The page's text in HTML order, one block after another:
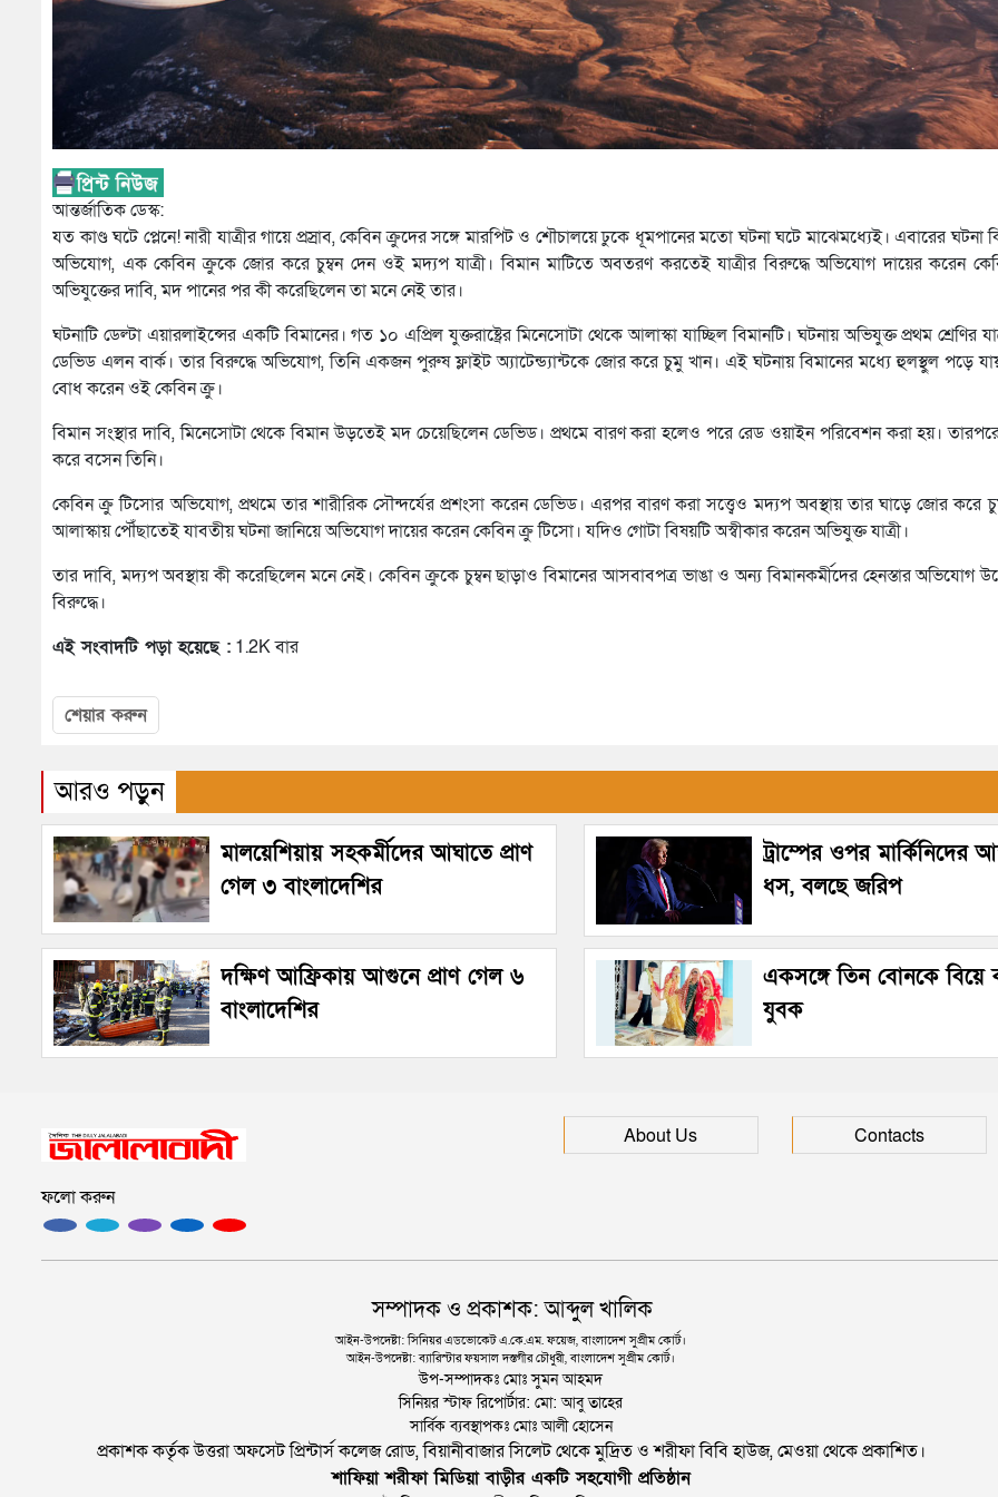
আন্তর্জাতিক ডেস্ক:
যত কাণ্ড ঘটে প্লেনে! নারী যাত্রীর গায়ে প্রস্রাব, কেবিন ক্রুদের সঙ্গে মারপিট ও শৌচালয়ে ঢুকে ধূমপানের মতো ঘটনা ঘটে মাঝেমধ্যেই। এবারের ঘটনা
অভিযোগ, এক কেবিন ক্রুকে জোর করে চুম্বন দেন ওই মদ্যপ যাত্রী। বিমান মাটিতে অবতরণ করতেই যাত্রীর বিরুদ্ধে অভিযোগ দায়ের করেন
অভিযুক্তের দাবি, মদ পানের পর কী করেছিলেন তা মনে নেই তার।
ঘটনাটি ডেল্টা এয়ারলাইন্সের একটি বিমানের। গত ১০ এপ্রিল যুক্তরাষ্ট্রের মিনেসোটা থেকে আলাস্কা যাচ্ছিল বিমানটি। ঘটনায় অভিযুক্ত প্রথম শ্রেণির
ডেভিড এলন বার্ক। তার বিরুদ্ধে অভিযোগ, তিনি একজন পুরুষ ফ্লাইট অ্যাটেন্ড্যান্টকে জোর করে চুমু খান। এই ঘটনায় বিমানের মধ্যে হুলস্থুল পড়ে
বোধ করেন ওই কেবিন ক্রু।
বিমান সংস্থার দাবি, মিনেসোটা থেকে বিমান উড়তেই মদ চেয়েছিলেন ডেভিড। প্রথমে বারণ করা হলেও পরে রেড ওয়াইন পরিবেশন করা হয়।
করে বসেন তিনি।
কেবিন ক্রু টিসোর অভিযোগ, প্রথমে তার শারীরিক সৌন্দর্যের প্রশংসা করেন ডেভিড। এরপর বারণ করা সত্ত্বেও মদ্যপ অবস্থায় তার ঘাড়ে জোর করে
আলাস্কায় পৌঁছাতেই যাবতীয় ঘটনা জানিয়ে অভিযোগ দায়ের করেন কেবিন ক্রু টিসো। যদিও গোটা বিষয়টি অস্বীকার করেন অভিযুক্ত যাত্রী।
তার দাবি, মদ্যপ অবস্থায় কী করেছিলেন মনে নেই। কেবিন ক্রুকে চুম্বন ছাড়াও বিমানের আসবাবপত্র ভাঙা ও অন্য বিমানকর্মীদের হেনস্তার অভিযোগ
বিরুদ্ধে।
এই সংবাদটি পড়া হয়েছে : 1.2K বার
শেয়ার করুন
আরও পড়ুন
মালয়েশিয়ায় সহকর্মীদের আঘাতে প্রাণ
গেল ৩ বাংলাদেশির
ট্রাম্পের ওপর মার্কিনিদের
ধস, বলছে জরিপ
দক্ষিণ আফ্রিকায় আগুনে প্রাণ গেল ৬
বাংলাদেশির
একসঙ্গে তিন বোনকে বিয়ে
যুবক
ফলো করুন
About Us Contacts
সম্পাদক ও প্রকাশক: আব্দুল খালিক
আইন-উপদেষ্টা: সিনিয়র এডভোকেট এ.কে.এম. ফয়েজ, বাংলাদেশ সুপ্রীম কোর্ট।
আইন-উপদেষ্টা: ব্যারিস্টার ফয়সাল দস্তগীর চৌধুরী, বাংলাদেশ সুপ্রীম কোর্ট।
উপ-সম্পাদকঃ মোঃ সুমন আহমদ
সিনিয়র স্টাফ রিপোর্টার: মো: আবু তাহের
সার্বিক ব্যবস্থাপকঃ মোঃ আলী হোসেন
প্রকাশক কর্তৃক উত্তরা অফসেট প্রিন্টার্স কলেজ রোড, বিয়ানীবাজার সিলেট থেকে মুদ্রিত ও শরীফা বিবি হাউজ, মেওয়া থেকে প্রকাশিত।
শাফিয়া শরীফা মিডিয়া বাড়ীর একটি সহযোগী প্রতিষ্ঠান